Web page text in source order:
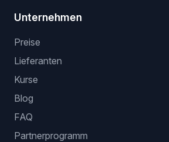
Unternehmen
Preise
Lieferanten
Kurse
Blog
FAQ
Partnerprogramm